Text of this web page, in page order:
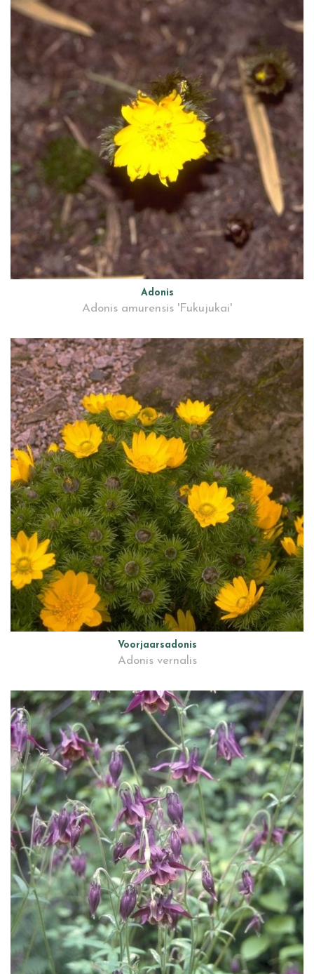
Adonis
Adonis amurensis 'Fukujukai'
Voorjaarsadonis
Adonis vernalis